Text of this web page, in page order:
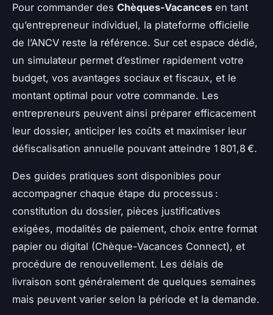
Pour commander des Chèques-Vacances en tant
qu’entrepreneur individuel, la plateforme officielle
de l’ANCV reste la référence. Sur cet espace dédié,
un simulateur permet d’estimer rapidement votre
budget, vos avantages sociaux et fiscaux, et le
montant optimal pour votre commande. Les
entrepreneurs peuvent ainsi préparer efficacement
leur dossier, anticiper les coûts et maximiser leur
défiscalisation annuelle pouvant atteindre 1 801,8 €.
Des guides pratiques sont disponibles pour
accompagner chaque étape du processus :
constitution du dossier, pièces justificatives
exigées, modalités de paiement, choix entre format
papier ou digital (Chèque-Vacances Connect), et
procédure de renouvellement. Les délais de
livraison sont généralement de quelques semaines
mais peuvent varier selon la période et la demande.